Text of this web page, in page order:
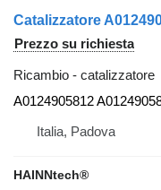
Prezzo su richiesta
Ricambio - catalizzatore
A0124905812
Italia, Padova
HAINNtech®